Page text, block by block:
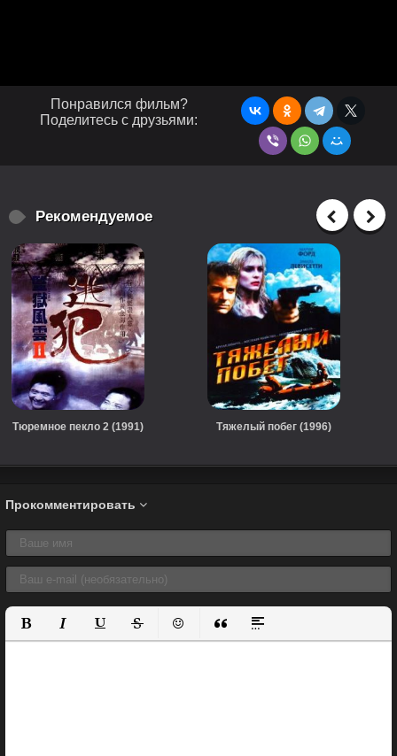
Понравился фильм?
Поделитесь с друзьями:
Рекомендуемое
Тюремное пекло 2 (1991) Тяжелый побег (1996)
Прокомментировать
Полужирный
КурсивПодчеркнутый
ЗачеркнутыйВставить смайлик
Вставка цитаты
Вставка спойлера